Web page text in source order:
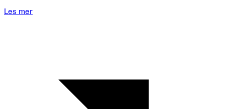
Les mer